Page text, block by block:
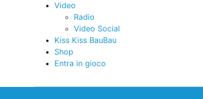
Video
Radio
Video Social
Kiss Kiss BauBau
Shop
Entra in gioco